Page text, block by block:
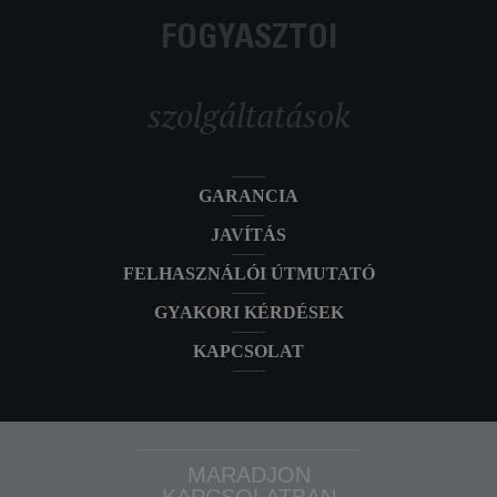
FOGYASZTÓI
szolgáltatások
GARANCIA
JAVÍTÁS
FELHASZNÁLÓI ÚTMUTATÓ
GYAKORI KÉRDÉSEK
KAPCSOLAT
MARADJON